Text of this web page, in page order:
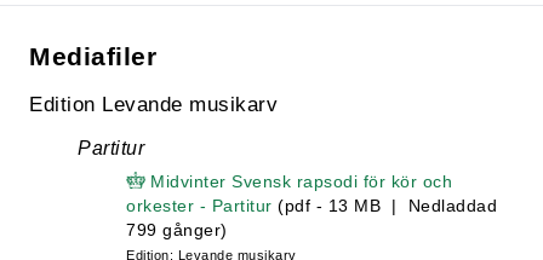
Mediafiler
Edition Levande musikarv
Partitur
Midvinter Svensk rapsodi för kör och
orkester - Partitur (pdf - 13 MB | Nedladdad
799 gånger)
Edition: Levande musikarv